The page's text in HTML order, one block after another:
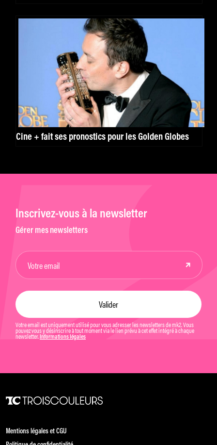
Cine + fait ses pronostics pour les Golden Globes
Inscrivez-vous à la newsletter
Gérer mes newsletters
Votre email est uniquement utilisé pour vous adresser les newsletters de mk2. Vous
pouvez vous y désinscrire à tout moment via le lien prévu à cet effet intégré à chaque
newsletter. Informations légales
Mentions légales et CGU